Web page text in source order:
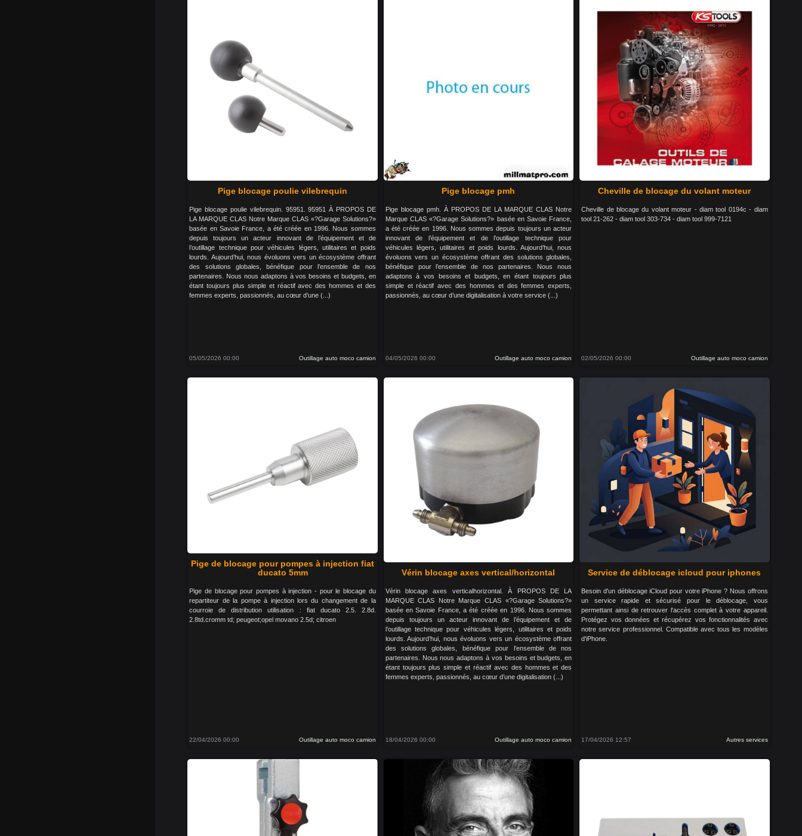
Pige blocage poulie vilebrequin
Pige blocage poulie vilebrequin. 95951. 95951 À PROPOS DE
LA MARQUE CLAS Notre Marque CLAS «?Garage Solutions?»
basée en Savoie France, a été créée en 1996. Nous sommes
depuis toujours un acteur innovant de l’équipement et de
l’outillage technique pour véhicules légers, utilitaires et poids
lourds. Aujourd’hui, nous évoluons vers un écosystème offrant
des solutions globales, bénéfique pour l’ensemble de nos
partenaires. Nous nous adaptons à vos besoins et budgets, en
étant toujours plus simple et réactif avec des hommes et des
femmes experts, passionnés, au cœur d’une (...)
05/05/2026 00:00 Outillage auto moco camion
Pige blocage pmh
Pige blocage pmh. À PROPOS DE LA MARQUE CLAS Notre
Marque CLAS «?Garage Solutions?» basée en Savoie France,
a été créée en 1996. Nous sommes depuis toujours un acteur
innovant de l’équipement et de l’outillage technique pour
véhicules légers, utilitaires et poids lourds. Aujourd’hui, nous
évoluons vers un écosystème offrant des solutions globales,
bénéfique pour l’ensemble de nos partenaires. Nous nous
adaptons à vos besoins et budgets, en étant toujours plus
simple et réactif avec des hommes et des femmes experts,
passionnés, au cœur d’une digitalisation à votre service (...)
04/05/2026 00:00 Outillage auto moco camion
Cheville de blocage du volant moteur
Cheville de blocage du volant moteur - diam tool 0194c - diam
tool 21-262 - diam tool 303-734 - diam tool 999-7121
02/05/2026 00:00 Outillage auto moco camion
Pige de blocage pour pompes à injection fiat
ducato 5mm
Pige de blocage pour pompes à injection - pour le blocage du
repartiteur de la pompe à injection lors du changement de la
courroie de distribution utilisation : fiat ducato 2.5. 2.8d.
2.8td.cromm td; peugeot;opel movano 2.5d; citroen
22/04/2026 00:00 Outillage auto moco camion
Vérin blocage axes vertical/horizontal
Vérin blocage axes verticalhorizontal. À PROPOS DE LA
MARQUE CLAS Notre Marque CLAS «?Garage Solutions?»
basée en Savoie France, a été créée en 1996. Nous sommes
depuis toujours un acteur innovant de l’équipement et de
l’outillage technique pour véhicules légers, utilitaires et poids
lourds. Aujourd’hui, nous évoluons vers un écosystème offrant
des solutions globales, bénéfique pour l’ensemble de nos
partenaires. Nous nous adaptons à vos besoins et budgets, en
étant toujours plus simple et réactif avec des hommes et des
femmes experts, passionnés, au cœur d’une digitalisation (...)
18/04/2026 00:00 Outillage auto moco camion
Service de déblocage icloud pour iphones
Besoin d'un déblocage iCloud pour votre iPhone ? Nous offrons
un service rapide et sécurisé pour le déblocage, vous
permettant ainsi de retrouver l'accès complet à votre appareil.
Protégez vos données et récupérez vos fonctionnalités avec
notre service professionnel. Compatible avec tous les modèles
d'iPhone.
17/04/2026 12:57 Autres services